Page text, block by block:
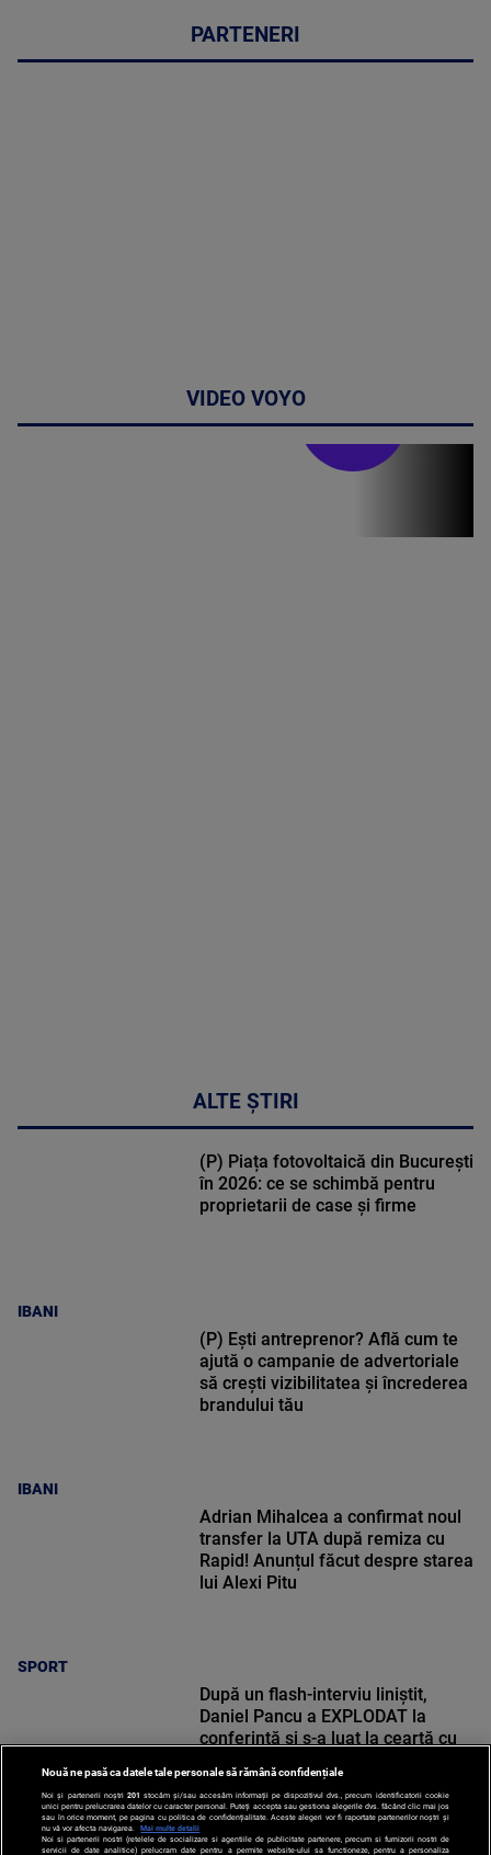
PARTENERI
VIDEO VOYO
ALTE ȘTIRI
IBANI
(P) Piața fotovoltaică din București
în 2026: ce se schimbă pentru
proprietarii de case și firme
IBANI
(P) Ești antreprenor? Află cum te
ajută o campanie de advertoriale
să crești vizibilitatea și încrederea
brandului tău
SPORT
Adrian Mihalcea a confirmat noul
transfer la UTA după remiza cu
Rapid! Anunțul făcut despre starea
lui Alexi Pitu
SPORT
După un flash-interviu liniștit,
Daniel Pancu a EXPLODAT la
conferință și s-a luat la ceartă cu
strigați”
Nouă ne pasă ca datele tale personale să rămână confidențiale
Noi și partenerii noștri 201 stocăm și/sau accesăm informații pe dispozitivul dvs., precum identificatorii cookie
unici pentru prelucrarea datelor cu caracter personal. Puteți accepta sau gestiona alegerile dvs. făcând clic mai jos
sau în orice moment, pe pagina cu politica de confidențialitate. Aceste alegeri vor fi raportate partenerilor noștri și
nu vă vor afecta navigarea.
Mai multe detalii
Noi si partenerii nostri (retelele de socializare si agentiile de publicitate partenere, precum si furnizorii nostri de
servicii de date analitice) prelucram date pentru a permite website-ului sa functioneze, pentru a personaliza